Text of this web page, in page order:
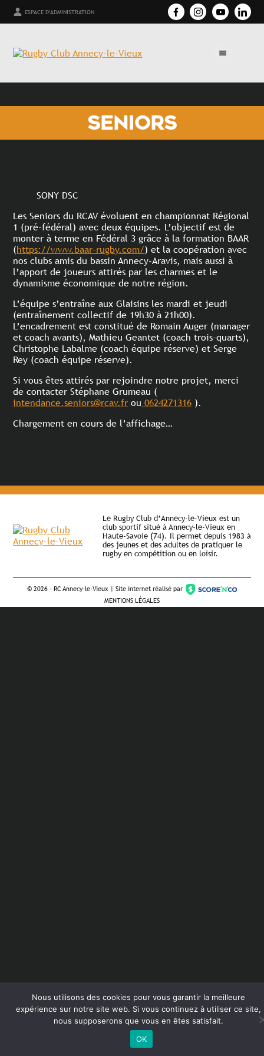
ESPACE D'ADMINISTRATION
SENIORS
SONY DSC
Les Seniors du RCAV évoluent en championnat Régional
1 (pré-fédéral) avec deux équipes. L’objectif est de
monter à terme en Fédéral 3 grâce à la formation BAAR
(https://www.baar-rugby.com/) et la coopération avec
nos clubs amis du bassin Annecy-Aravis, mais aussi à
l’apport de joueurs attirés par les charmes et le
dynamisme économique de notre région.
L’équipe s’entraîne aux Glaisins les mardi et jeudi
(entraînement collectif de 19h30 à 21h00).
L’encadrement est constitué de Romain Auger (manager
et coach avants), Mathieu Geantet (coach trois-quarts),
Christophe Labalme (coach équipe réserve) et Serge
Rey (coach équipe réserve).
Si vous êtes attirés par rejoindre notre projet, merci
de contacter Stéphane Grumeau (
intendance.seniors@rcav.fr ou 0624271316 ).
Chargement en cours de l’affichage…
Le Rugby Club d’Annecy-le-Vieux est un
club sportif situé à Annecy-le-Vieux en
Haute-Savoie (74). Il permet depuis 1983 à
des jeunes et des adultes de pratiquer le
rugby en compétition ou en loisir.
©2026 - RC Annecy-le-Vieux | Site internet réalisé par
MENTIONS LÉGALES
Nous utilisons des cookies pour vous garantir la meilleure
expérience sur notre site web. Si vous continuez à utiliser ce site,
nous supposerons que vous en êtes satisfait.
OK